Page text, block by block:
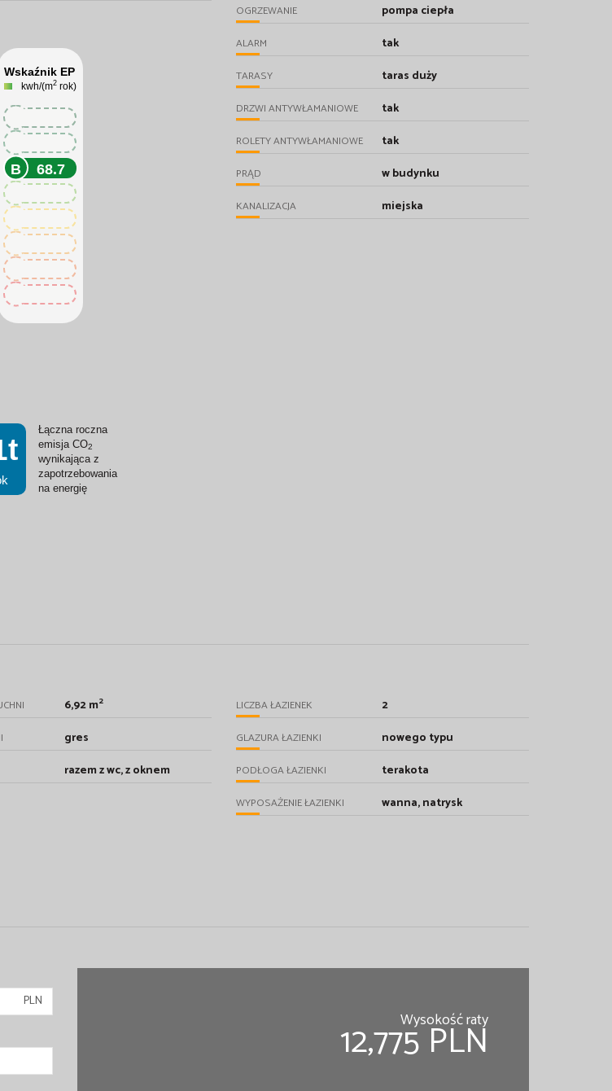
Wskaźnik EP
kwh/(m2 rok)
68.7
Łączna roczna
emisja CO2
wynikająca z
zapotrzebowania
na energię
OGRZEWANIE pompa ciepła
ALARM tak
TARASY taras duży
DRZWI ANTYWŁAMANIOWE tak
ROLETY ANTYWŁAMANIOWE tak
PRĄD w budynku
KANALIZACJA miejska
6,92 m2
gres
razem z wc, z oknem
LICZBA ŁAZIENEK 2
GLAZURA ŁAZIENKI nowego typu
PODŁOGA ŁAZIENKI terakota
WYPOSAŻENIE ŁAZIENKI wanna, natrysk
PLN
Wysokość raty
12,775 PLN